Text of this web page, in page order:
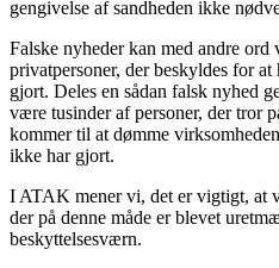
gengivelse af sandheden ikke
Falske nyheder kan med andre
privatpersoner, der beskyldes for
gjort. Deles en sådan falsk nyhed
være tusinder af personer, der tror
kommer til at dømme
ikke har gjort.
I ATAK mener vi, det er vigtigt, at
der på denne måde er blevet
beskyttelsesværn.